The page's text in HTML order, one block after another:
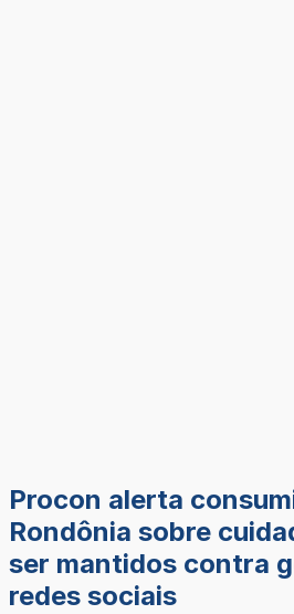
Procon alerta
Rondônia sobre
ser mantidos contra
redes sociais